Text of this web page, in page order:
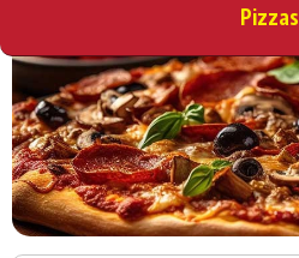
Pizzas